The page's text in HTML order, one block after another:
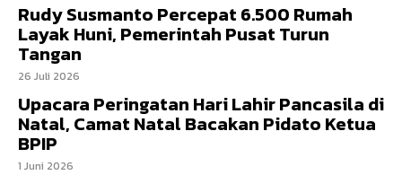
Rudy Susmanto Percepat 6.500 Rumah
Layak Huni, Pemerintah Pusat Turun
Tangan
26 Juli 2026
Upacara Peringatan Hari Lahir Pancasila di
Natal, Camat Natal Bacakan Pidato Ketua
BPIP
1 Juni 2026